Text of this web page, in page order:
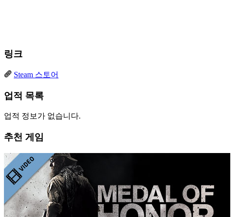
링크
Steam 스토어
업적 목록
업적 정보가 없습니다.
추천 게임